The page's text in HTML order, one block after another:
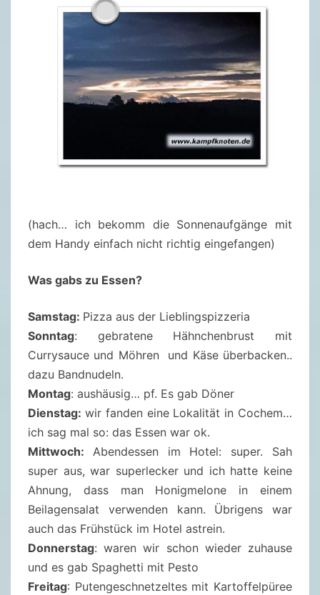
(hach… ich bekomm die Sonnenaufgänge mit
dem Handy einfach nicht richtig eingefangen)
Was gabs zu Essen?
Samstag: Pizza aus der Lieblingspizzeria
Sonntag: gebratene Hähnchenbrust mit
Currysauce und Möhren und Käse überbacken..
dazu Bandnudeln.
Montag: aushäusig… pf. Es gab Döner
Dienstag: wir fanden eine Lokalität in Cochem…
ich sag mal so: das Essen war ok.
Mittwoch: Abendessen im Hotel: super. Sah
super aus, war superlecker und ich hatte keine
Ahnung, dass man Honigmelone in einem
Beilagensalat verwenden kann. Übrigens war
auch das Frühstück im Hotel astrein.
Donnerstag: waren wir schon wieder zuhause
und es gab Spaghetti mit Pesto
Freitag: Putengeschnetzeltes mit Kartoffelpüree